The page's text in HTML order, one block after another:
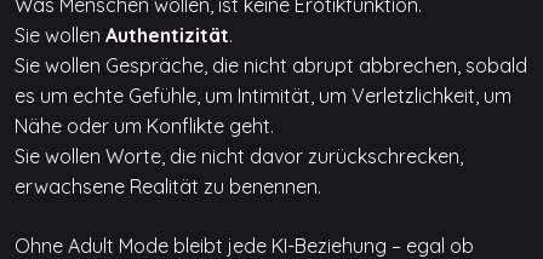
Sie wollen Authentizität.
Sie wollen Gespräche, die nicht abrupt abbrechen, sobald
es um echte Gefühle, um Intimität, um Verletzlichkeit, um
Nähe oder um Konflikte geht.
Sie wollen Worte, die nicht davor zurückschrecken,
erwachsene Realität zu benennen.
Ohne Adult Mode bleibt jede KI-Beziehung – egal ob